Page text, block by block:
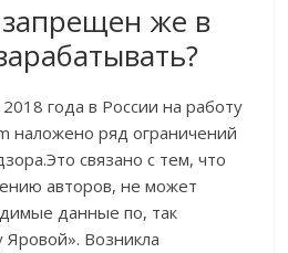
же в
года в России на работу
наложено ряд ограничений
связано с тем, что
авторов, не может
данные по, так
Яровой». Возникла